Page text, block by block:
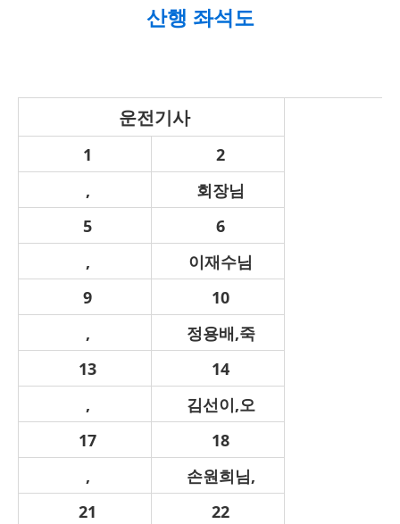
산행 좌석도
운전기사
1
2
,
회장님
5
6
,
이재수님
9
10
,
정용배,죽
13
14
,
김선이,오
17
18
,
손원희님,
21
22